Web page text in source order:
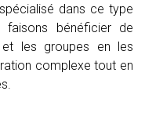
dans ce type
faisons bénéficier de
et les groupes en les
complexe tout en